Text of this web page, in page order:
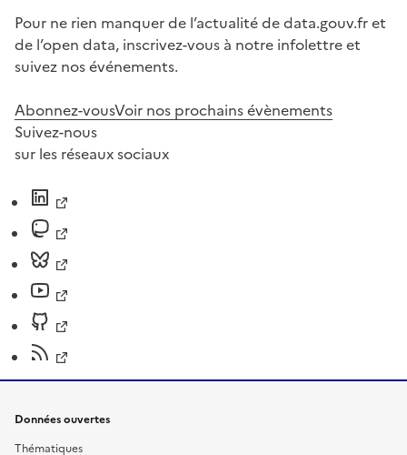
Pour ne rien manquer de l’actualité de data.gouv.fr et
de l’open data, inscrivez-vous à notre infolettre et
suivez nos événements.
Abonnez-vousVoir nos prochains évènements
Suivez-nous
sur les réseaux sociaux
Données ouvertes
Thématiques